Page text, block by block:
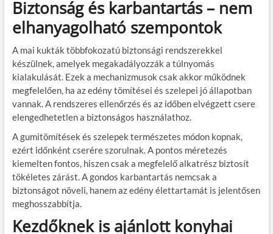
Biztonság és karbantartás – nem
elhanyagolható szempontok
A mai kukták többfokozatú biztonsági rendszerekkel
készülnek, amelyek megakadályozzák a túlnyomás
kialakulását. Ezek a mechanizmusok csak akkor működnek
megfelelően, ha az edény tömítései és szelepei jó állapotban
vannak. A rendszeres ellenőrzés és az időben elvégzett csere
elengedhetetlen a biztonságos használathoz.
A gumitömítések és szelepek természetes módon kopnak,
ezért időnként cserére szorulnak. A pontos méretezés
kiemelten fontos, hiszen csak a megfelelő alkatrész biztosít
tökéletes zárást. A gondos karbantartás nemcsak a
biztonságot növeli, hanem az edény élettartamát is jelentősen
meghosszabbítja.
Kezdőknek is ajánlott konyhai